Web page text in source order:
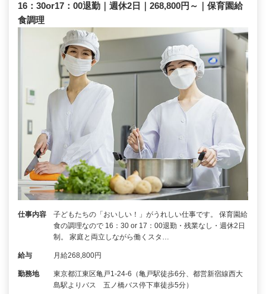
16：30or17：00退勤｜週休2日｜268,800円～｜保育園給
食調理
仕事内容
子どもたちの「おいしい！」がうれしい仕事です。 保育園給
食の調理なので 16：30 or 17：00退勤・残業なし・週休2日
制。 家庭と両立しながら働くスタ…
給与 月給268,800円
勤務地
東京都江東区亀戸1-24-6（亀戸駅徒歩6分、都営新宿線西大
島駅よりバス 五ノ橋バス停下車徒歩5分）